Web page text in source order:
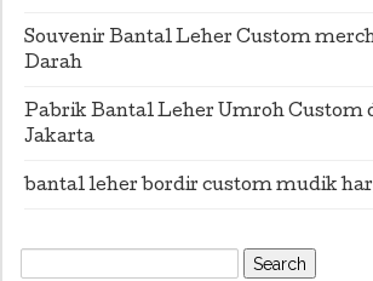
Souvenir Bantal Leher Custom
Darah
Pabrik Bantal Leher Umroh Custom
Jakarta
bantal leher bordir custom mudik
Search